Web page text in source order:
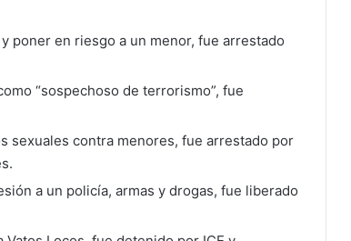
poner en riesgo a un menor, fue arrestado
“sospechoso de terrorismo”, fue
sexuales contra menores, fue arrestado por
a un policía, armas y drogas, fue liberado